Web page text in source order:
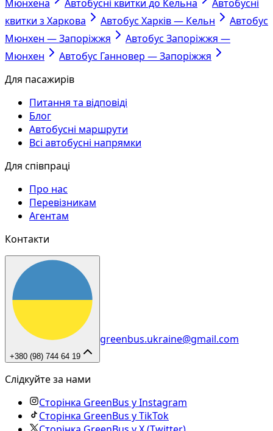
Мюнхена
Автобусні квитки до Кельна
Автобусні
квитки з Харкова
Автобус Харків — Кельн
Автобус
Мюнхен — Запоріжжя
Автобус Запоріжжя —
Мюнхен
Автобус Ганновер — Запоріжжя
Для пасажирів
Питання та відповіді
Блог
Автобусні маршрути
Всі автобусні напрямки
Для співпраці
Про нас
Перевізникам
Агентам
Контакти
+380 (98) 744 64 19
greenbus.ukraine@gmail.com
Слідкуйте за нами
Сторінка GreenBus у Instagram
Сторінка GreenBus у TikTok